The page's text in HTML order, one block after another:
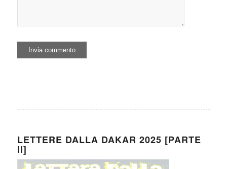
LETTERE DALLA DAKAR 2025 [PARTE
II]